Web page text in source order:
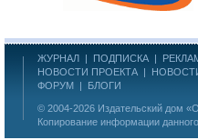
ЖУРНАЛ | ПОДПИСКА |
НОВОСТИ ПРОЕКТА |
ФОРУМ | БЛОГИ
© 2004-2026 Издательский дом
Копирование информации